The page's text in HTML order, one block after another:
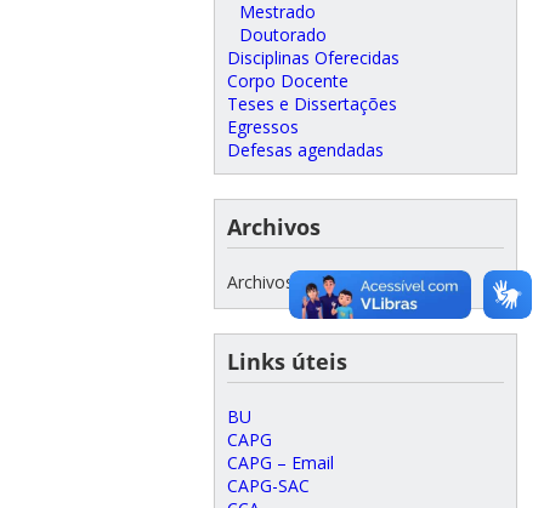
Mestrado
Doutorado
Disciplinas Oferecidas
Corpo Docente
Teses e Dissertações
Egressos
Defesas agendadas
Archivos
Archivos
Links úteis
BU
CAPG
CAPG – Email
CAPG-SAC